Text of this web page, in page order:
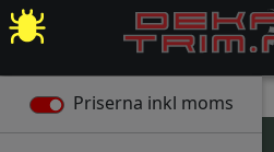
Priserna inkl moms